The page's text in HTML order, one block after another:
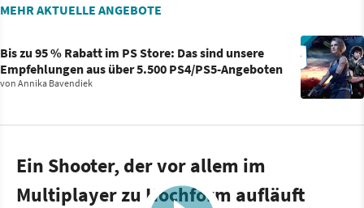
MEHR AKTUELLE ANGEBOTE
Bis zu 95 % Rabatt im PS Store: Das sind unsere
Empfehlungen aus über 5.500 PS4/PS5-Angeboten
von Annika Bavendiek
Ein Shooter, der vor allem im
Multiplayer zu Hochform aufläuft